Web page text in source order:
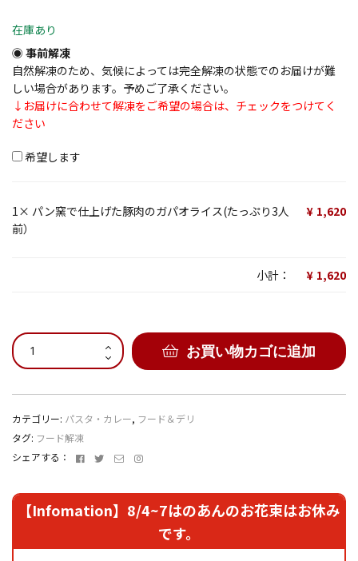
在庫あり
事前解凍
自然解凍のため、気候によっては完全解凍の状態でのお届けが難
しい場合があります。予めご了承ください。
↓お届けに合わせて解凍をご希望の場合は、チェックをつけてく
ださい
希望します
1× パン窯で仕上げた豚肉のガパオライス(たっぷり3人
前）
1,620
小計： 1,620
パ
ン
で
仕
げ
た
肉
パ
お買い物カゴに追加
カテゴリー: パスタ・カレー, フード＆デリ
タグ: フード解凍
シェアする：
FacebookTwitter
メ
ド
ス
Instagram
【Infomation】8/4~7はのあんのお花束はお休み
です。